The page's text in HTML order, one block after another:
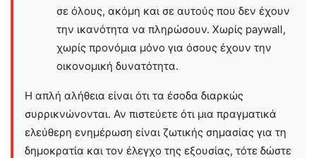
σε όλους, ακόμη και σε αυτούς που δεν έχουν
την ικανότητα να πληρώσουν. Χωρίς paywall,
χωρίς προνόμια μόνο για όσους έχουν την
οικονομική δυνατότητα.
Η απλή αλήθεια είναι ότι τα έσοδα διαρκώς
συρρικνώνονται. Αν πιστεύετε ότι μια πραγματικά
ελεύθερη ενημέρωση είναι ζωτικής σημασίας για τη
δημοκρατία και τον έλεγχο της εξουσίας, τότε δώστε